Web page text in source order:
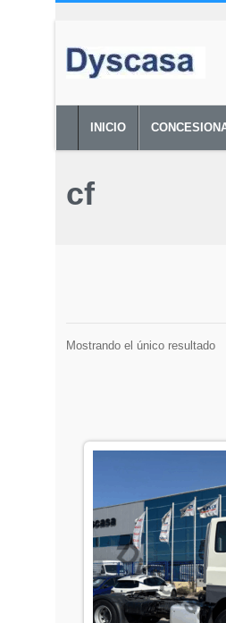
INICIO
cf
Mostrando el único resultado
DAF CF 480 FT